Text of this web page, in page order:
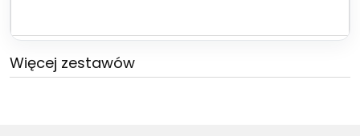
Więcej zestawów